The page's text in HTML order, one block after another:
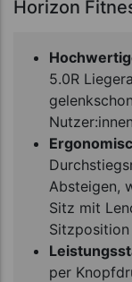
Horizon
5.0R
Absteigen,
Sitz mit
per